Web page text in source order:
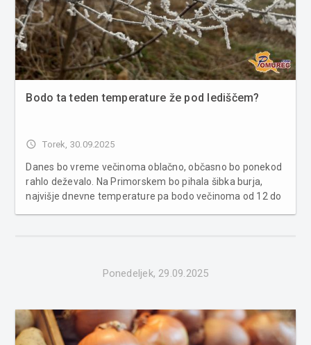
Bodo ta teden temperature že pod lediščem?
access_time Torek, 30.09.2025
Danes bo vreme večinoma oblačno, občasno bo ponekod
rahlo deževalo. Na Primorskem bo pihala šibka burja,
najvišje dnevne temperature pa bodo večinoma od 12 do
Ponedeljek, 29.09.2025